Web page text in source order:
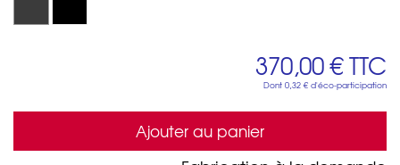
370,00 €TTC
Dont 0,32 € d'éco-participation
Ajouter au panier